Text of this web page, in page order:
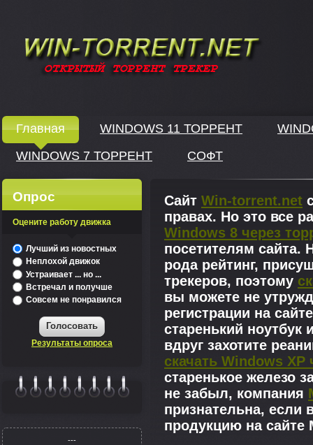
Главная WINDOWS 11 ТОРРЕНТ
WINDOWS 7 ТОРРЕНТ
СОФТ
Сайт Win-torrent.net
правах. Но это все
Windows 8 через
посетителям сайта.
рода рейтинг,
трекеров, поэтому
вы можете не
регистрации на
старенький
вдруг захотите
скачать Windows XP
старенькое железо
не забыл, компания
признательна, если
продукцию на сайте
Опрос
Оцените работу движка
Лучший из новостных
Неплохой движок
Устраивает ... но ...
Встречал и получше
Совсем не понравился
Голосовать
Результаты опроса
---